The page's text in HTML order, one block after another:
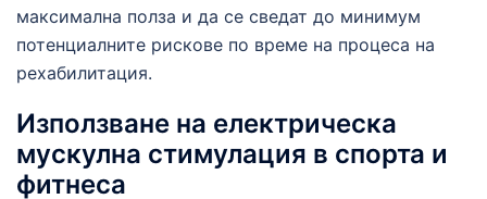
максимална полза и да се сведат до минимум
потенциалните рискове по време на процеса на
рехабилитация.
Използване на електрическа
мускулна стимулация в спорта и
фитнеса